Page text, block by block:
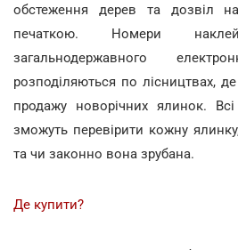
обстеження дерев та дозвіл
печаткою. Номери
загальнодержавного
розподіляються по лісництвах,
продажу новорічних ялинок.
зможуть перевірити кожну
та чи законно вона зрубана.
Де купити?